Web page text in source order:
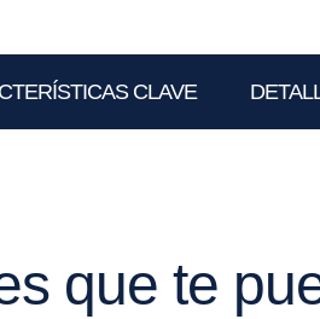
CLAVE
que te